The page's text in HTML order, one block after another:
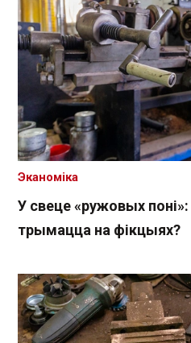
У свеце «ружовых
трымацца на фікцыях?
Эканоміка